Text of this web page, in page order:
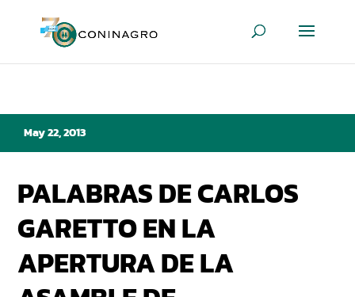
May 22, 2013
PALABRAS DE CARLOS
GARETTO EN LA
APERTURA DE LA